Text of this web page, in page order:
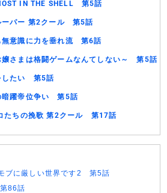
IN THE SHELL 第5話
ーパー 第2クール 第5話
無意識に力を垂れ流 第6話
嬢さまは格闘ゲームなんてしない～ 第5話
したい 第5話
暗躍帝位争い 第5話
たちの挽歌 第2クール 第17話
ブに厳しい世界です2 第5話
86話